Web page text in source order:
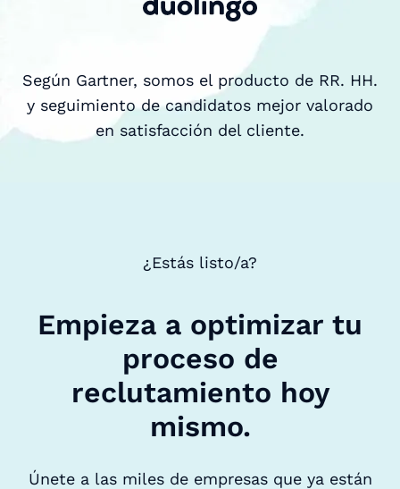
Según Gartner, somos el producto de RR. HH.
y seguimiento de candidatos mejor valorado
en satisfacción del cliente.
¿Estás listo/a?
Empieza a optimizar tu
proceso de
reclutamiento hoy
mismo.
Únete a las miles de empresas que ya están